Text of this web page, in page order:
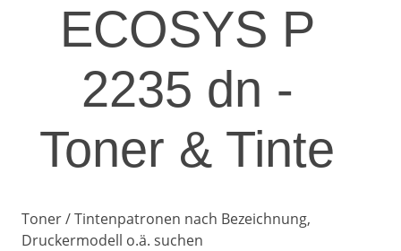
ECOSYS P
2235 dn -
Toner & Tinte
Toner / Tintenpatronen nach Bezeichnung,
Druckermodell o.ä. suchen